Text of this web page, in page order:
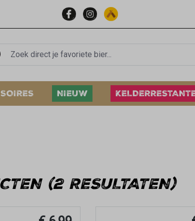
NIEUW
(2 RESULTATEN)